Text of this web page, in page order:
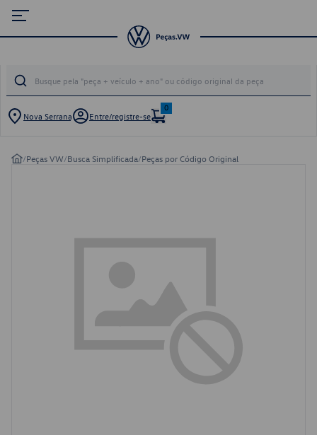
Nova Serrana Entre/registre-se
0
/Peças VW/Busca Simplificada/Peças por Código Original